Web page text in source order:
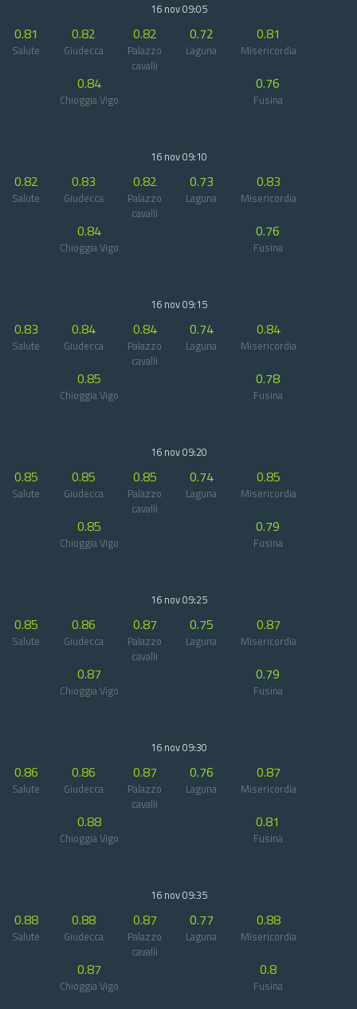
16 nov 09:05
0.81
Salute
0.82
Giudecca
0.82
Palazzo
cavalli
0.72
Laguna
0.81
Misericordia
0.84
Chioggia Vigo
0.76
Fusina
16 nov 09:10
0.82
Salute
0.83
Giudecca
0.82
Palazzo
cavalli
0.73
Laguna
0.83
Misericordia
0.84
Chioggia Vigo
0.76
Fusina
16 nov 09:15
0.83
Salute
0.84
Giudecca
0.84
Palazzo
cavalli
0.74
Laguna
0.84
Misericordia
0.85
Chioggia Vigo
0.78
Fusina
16 nov 09:20
0.85
Salute
0.85
Giudecca
0.85
Palazzo
cavalli
0.74
Laguna
0.85
Misericordia
0.85
Chioggia Vigo
0.79
Fusina
16 nov 09:25
0.85
Salute
0.86
Giudecca
0.87
Palazzo
cavalli
0.75
Laguna
0.87
Misericordia
0.87
Chioggia Vigo
0.79
Fusina
16 nov 09:30
0.86
Salute
0.86
Giudecca
0.87
Palazzo
cavalli
0.76
Laguna
0.87
Misericordia
0.88
Chioggia Vigo
0.81
Fusina
16 nov 09:35
0.88
Salute
0.88
Giudecca
0.87
Palazzo
cavalli
0.77
Laguna
0.88
Misericordia
0.87
Chioggia Vigo
0.8
Fusina